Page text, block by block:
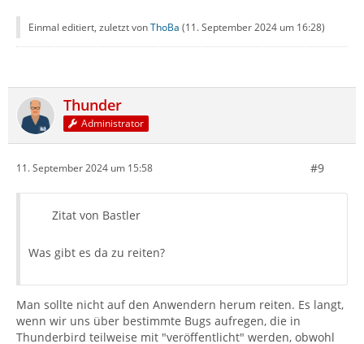
Einmal editiert, zuletzt vonThoBa (11. September 2024 um 16:28)
Thunder
Administrator
11. September 2024 um 15:58 #9
Zitat von Bastler
Was gibt es da zu reiten?
Man sollte nicht auf den Anwendern herum reiten. Es langt,
wenn wir uns über bestimmte Bugs aufregen, die in
Thunderbird teilweise mit "veröffentlicht" werden, obwohl